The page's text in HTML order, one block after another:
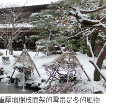
壞樹枝而架的雪吊是冬的風物